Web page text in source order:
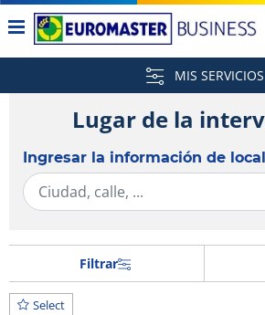
MIS SERVICIOS
Lugar de la
Ingresar la información de
Filtrar
Select